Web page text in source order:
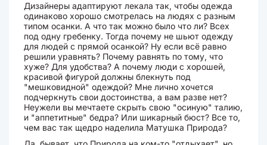
Дизайнеры адаптируют лекала так, чтобы одежда
одинаково хорошо смотрелась на людях с разным
типом осанки. А что так можно было что ли? Всех
под одну гребенку. Тогда почему не шьют одежду
для людей с прямой осанкой? Ну если всё равно
решили уравнять? Почему равнять по тому, что
хуже? Для удобства? А почему люди с хорошей,
красивой фигурой должны блекнуть под
"мешковидной" одеждой? Мне лично хочется
подчеркнуть свои достоинства, а вам разве нет?
Неужели вы мечтаете скрыть свою "осиную" талию,
и "аппетитные" бедра? Или шикарный бюст? Все то,
чем вас так щедро наделила Матушка Природа?